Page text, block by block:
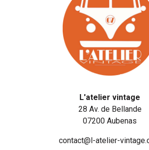
L'atelier vintage
28 Av. de Bellande
07200 Aubenas
contact@l-atelier-